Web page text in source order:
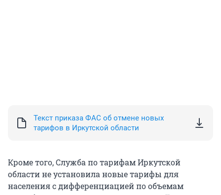
Текст приказа ФАС об отмене новых
тарифов в Иркутской области
Кроме того, Служба по тарифам Иркутской
области не установила новые тарифы для
населения с дифференциацией по объемам